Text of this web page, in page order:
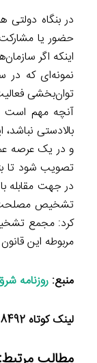
در بنگاه
حضور یا
اینکه اگر
نمونه‌ای که در
توان‌بخشی
آنچه مهم است
بالادستی
و در یک عرصه
تصویب شود تا
در جهت مقابله
تشخیص مصلحت
کرد: مجمع
مربوطه این
منبع: روزنامه
لینک کوتاه https://iran-bssc.ir/?p=8492